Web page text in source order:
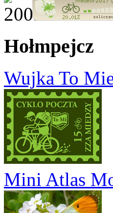
Hołmpejcz
Wujka To
Mini Atlas